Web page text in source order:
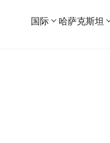
国际 哈萨克斯坦